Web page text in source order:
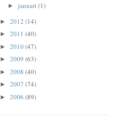
► januari (1)
► 2012 (14)
► 2011 (40)
► 2010(47)
► 2009 (63)
► 2008 (40)
► 2007 (74)
► 2006 (89)